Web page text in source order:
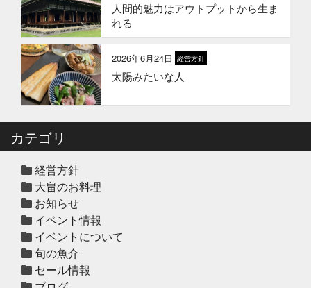
2026年1月1日 お知らせ
2026年 新年のご挨拶
2025年12月12日 セール終了
2025年12月10日 休業のお知らせ
ハタ鍋セット予約受付中2025年
人間的魅力はアウトプットから生ま
れる
2026年6月24日 経営方針
太陽みたいな人
カテゴリ
経営方針
大畠のお料理
お知らせ
イベント情報
イベントについて
旬の魚介
セール情報